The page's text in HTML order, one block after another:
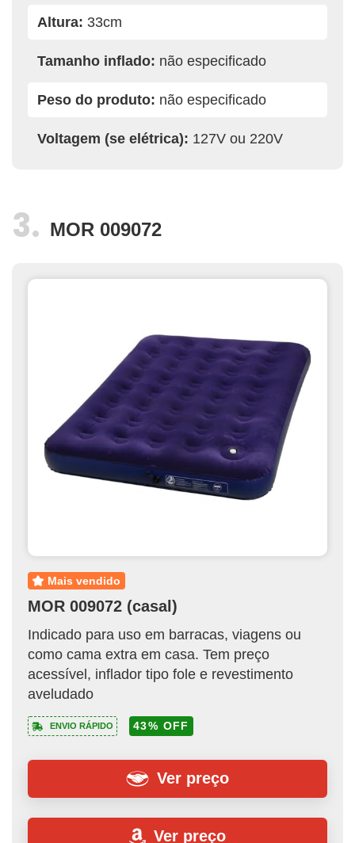
Altura: 33cm
Tamanho inflado: não especificado
Peso do produto: não especificado
Voltagem (se elétrica): 127V ou 220V
MOR 009072
mais vendido
MOR 009072 (casal)
Indicado para uso em barracas, viagens ou
como cama extra em casa. Tem preço
acessível, inflador tipo fole e revestimento
aveludado
ENVIO RÁPIDO 43% OFF
Ver preço
Ver preço